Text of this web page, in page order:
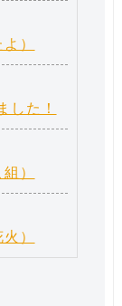
）
した！
）
）